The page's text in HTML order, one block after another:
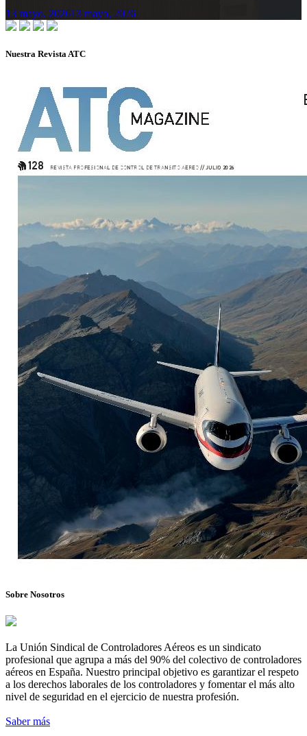
13 mayo, 202613 mayo, 2026
Nuestra Revista ATC
Sobre Nosotros
La Unión Sindical de Controladores Aéreos es un sindicato
profesional que agrupa a más del 90% del colectivo de controladores
aéreos en España. Nuestro principal objetivo es garantizar el respeto
a los derechos laborales de los controladores y fomentar el más alto
nivel de seguridad en el ejercicio de nuestra profesión.
Saber más